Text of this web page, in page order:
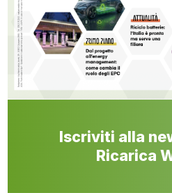
Iscriviti alla
Ricarica